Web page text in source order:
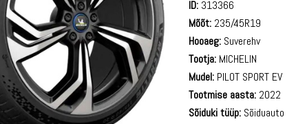
ID: 313366
Mõõt: 235/45R19
Hooaeg: Suverehv
Tootja: MICHELIN
Mudel: PILOT SPORT EV
Tootmise aasta: 2022
Sõiduki tüüp: Sõiduauto